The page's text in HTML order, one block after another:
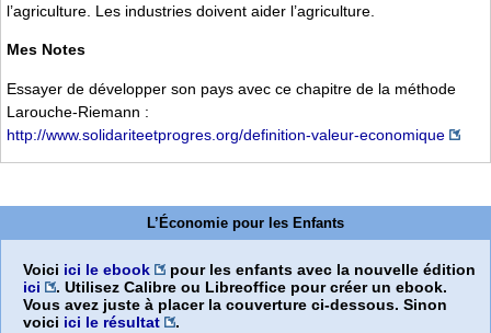
l’agriculture. Les industries doivent aider l’agriculture.
Mes Notes
Essayer de développer son pays avec ce chapitre de la méthode
Larouche-Riemann :
http://www.solidariteetprogres.org/definition-valeur-economique
L’Économie pour les Enfants
Voici ici le ebook
pour les enfants avec la nouvelle édition
ici
. Utilisez Calibre ou Libreoffice pour créer un ebook.
Vous avez juste à placer la couverture ci-dessous. Sinon
voici ici le résultat
.